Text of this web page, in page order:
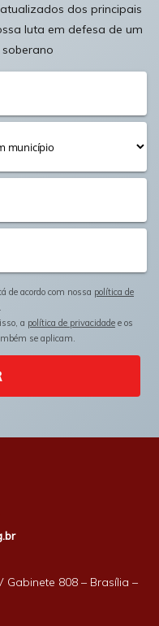
dos principais
luta em defesa de um
de acordo com nossa política de
a política de privacidade e os
se aplicam.
808 – Brasília –